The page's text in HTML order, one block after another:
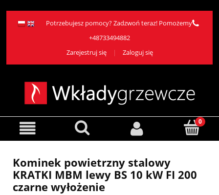
Potrzebujesz pomocy? Zadzwoń teraz! Pomożemy
+48733494882
Zarejestruj się
Zaloguj się
Kominek powietrzny stalowy
KRATKI MBM lewy BS 10 kW FI 200
czarne wyłożenie